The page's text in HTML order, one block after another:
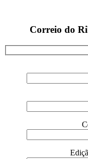
Correio do